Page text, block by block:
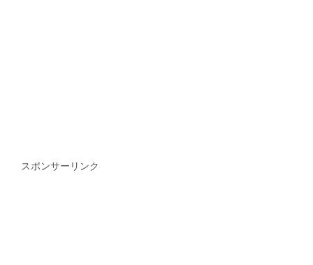
スポンサーリンク